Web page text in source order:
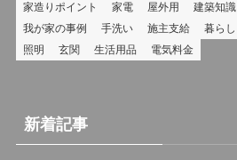
家造りポイント
家電 屋外用 建築知識
我が家の事例
手洗い 施主支給 暮らし
照明
玄関 生活用品 電気料金
新着記事